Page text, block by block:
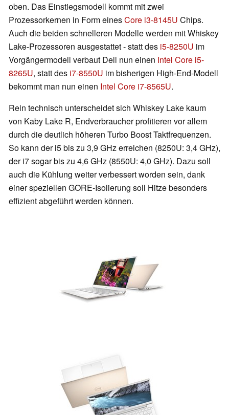
oben. Das Einstiegsmodell kommt mit zwei
Prozessorkernen in Form einesCore i3-8145U Chips.
Auch die beiden schnelleren Modelle werden mit Whiskey
Lake-Prozessoren ausgestattet - statt des i5-8250U im
Vorgängermodell verbaut Dell nun einen Intel Core i5-
8265U, statt des i7-8550U im bisherigen High-End-Modell
bekommt man nun einen Intel Core i7-8565U.
Rein technisch unterscheidet sich Whiskey Lake kaum
von Kaby Lake R, Endverbraucher profitieren vor allem
durch die deutlich höheren Turbo Boost Taktfrequenzen.
So kann der i5 bis zu 3,9 GHz erreichen (8250U: 3,4 GHz),
der i7 sogar bis zu 4,6 GHz (8550U: 4,0 GHz). Dazu soll
auch die Kühlung weiter verbessert worden sein, dank
einer speziellen GORE-Isolierung soll Hitze besonders
effizient abgeführt werden können.